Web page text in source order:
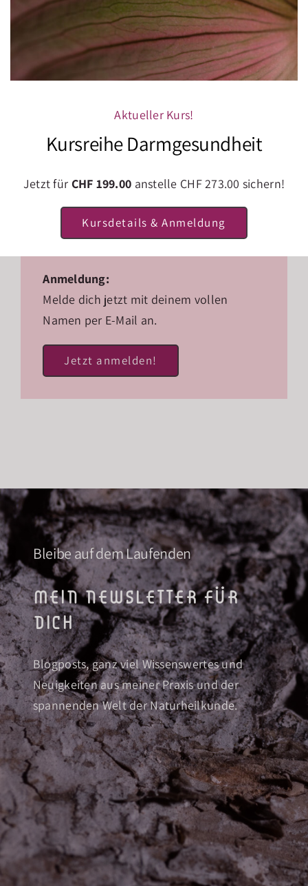
Weitere Details
Veranstalterin:
Naturheilpraxis Naturarche Biberstein
CHF199
info@naturarche.ch
Telefon:
078 874 86 52
Anmeldung:
Melde dich jetzt mit deinem vollen
Namen per E-Mail an.
Jetzt anmelden!
Bleibe auf dem Laufenden
mein newsletter für
dich
Blogposts, ganz viel Wissenswertes und
Neuigkeiten aus meiner Praxis und der
spannenden Welt der Naturheilkunde.
Aktueller Kurs!
Kursreihe Darmgesundheit
Jetzt für CHF 199.00 anstelle CHF 273.00 sichern!
Kursdetails & Anmeldung